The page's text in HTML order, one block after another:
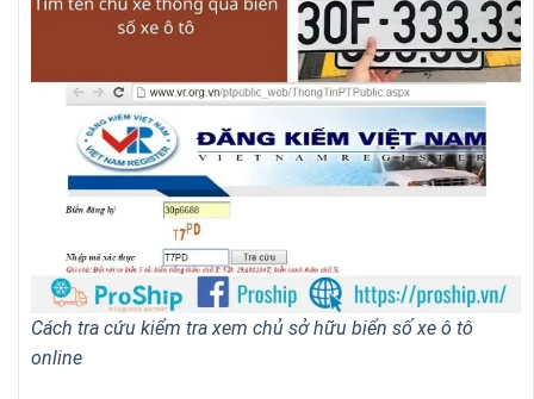
Cách tra cứu kiểm tra xem chủ sở hữu biển số xe ô tô
online